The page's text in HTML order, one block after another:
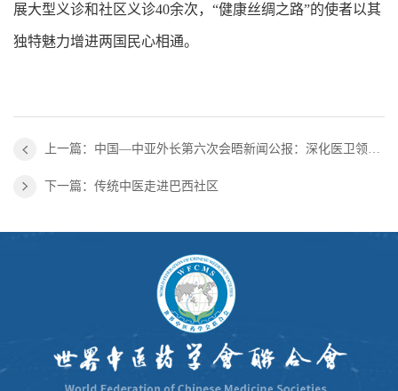
展大型义诊和社区义诊40余次，“健康丝绸之路”的使者以其
独特魅力增进两国民心相通。
下一篇：传统中医走进巴西社区